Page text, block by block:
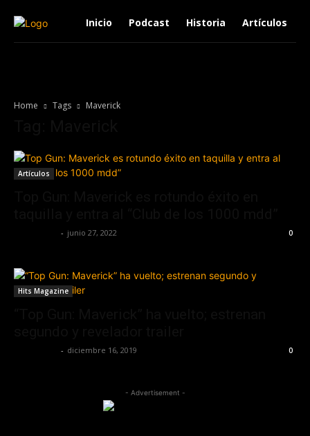
Inicio Podcast Historia Artículos
Home Tags Maverick
Artículos
- junio 27, 2022 0
Hits Magazine
- diciembre 16, 2019 0
- Advertisement -